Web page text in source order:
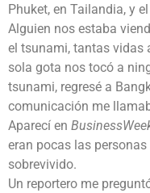
Phuket, en Tailandia, y
Alguien nos estaba
el tsunami, tantas vidas
sola gota nos tocó a
tsunami, regresé a
comunicación me
Aparecí en
eran pocas las
sobrevivido.
Un reportero me